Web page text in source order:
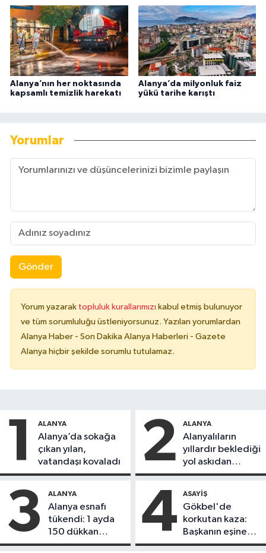
Alanya’nın her noktasında
kapsamlı temizlik harekatı
Alanya’da milyonluk faiz
yükü tarihe karıştı
Yorumlar
Gönder
Yorum yazarak topluluk kurallarımızı kabul etmiş bulunuyor
ve tüm sorumluluğu üstleniyorsunuz. Yazılan yorumlardan
Alanya Haber - Son Dakika Alanya Haberleri - Gazete
Alanya hiçbir şekilde sorumlu tutulamaz.
1 ALANYA
Alanya’da sokağa
çıkan yılan,
vatandaşı kovaladı
2 ALANYA
Alanyalıların
yıllardır beklediği
yol askıdan
döndü
3 ALANYA
Alanya esnafı
tükendi: 1 ayda
150 dükkan
kapandı
4 ASAYIŞ
Gökbel'de
korkutan kaza:
Başkanın eşine
motosiklet çarptı